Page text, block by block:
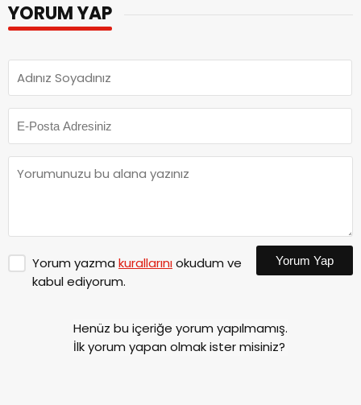
YORUM YAP
Yorum yazma kurallarınıokudum ve
kabul ediyorum.
Yorum Yap
Henüz bu içeriğe yorum yapılmamış.
İlk yorum yapan olmak ister misiniz?